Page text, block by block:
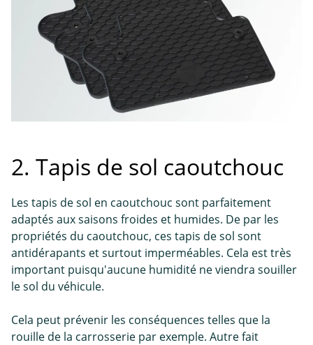
2. Tapis de sol caoutchouc
Les tapis de sol en caoutchouc sont parfaitement
adaptés aux saisons froides et humides. De par les
propriétés du caoutchouc, ces tapis de sol sont
antidérapants et surtout imperméables. Cela est très
important puisqu'aucune humidité ne viendra souiller
le sol du véhicule.
Cela peut prévenir les conséquences telles que la
rouille de la carrosserie par exemple. Autre fait